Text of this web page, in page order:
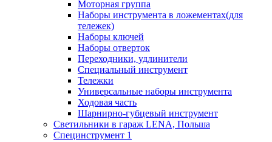
Моторная группа
Наборы инструмента в ложементах(для
тележек)
Наборы ключей
Наборы отверток
Переходники, удлинители
Специальный инструмент
Тележки
Универсальные наборы инструмента
Ходовая часть
Шарнирно-губцевый инструмент
Светильники в гараж LENA, Польша
Специнструмент 1